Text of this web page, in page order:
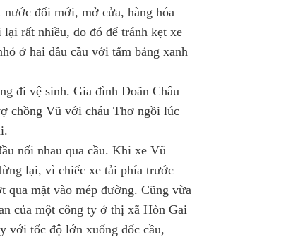
đổi mới, mở cửa, hàng hóa
rất nhiều, do đó để tránh kẹt xe
ở hai đầu cầu với tấm bảng xanh
đi vệ sinh. Gia đình Doãn Châu
chồng Vũ với cháu Thơ ngồi lúc
nối nhau qua cầu. Khi xe Vũ
lại, vì chiếc xe tải phía trước
qua mặt vào mép đường. Cũng vừa
của một công ty ở thị xã Hòn Gai
với tốc độ lớn xuống dốc cầu,